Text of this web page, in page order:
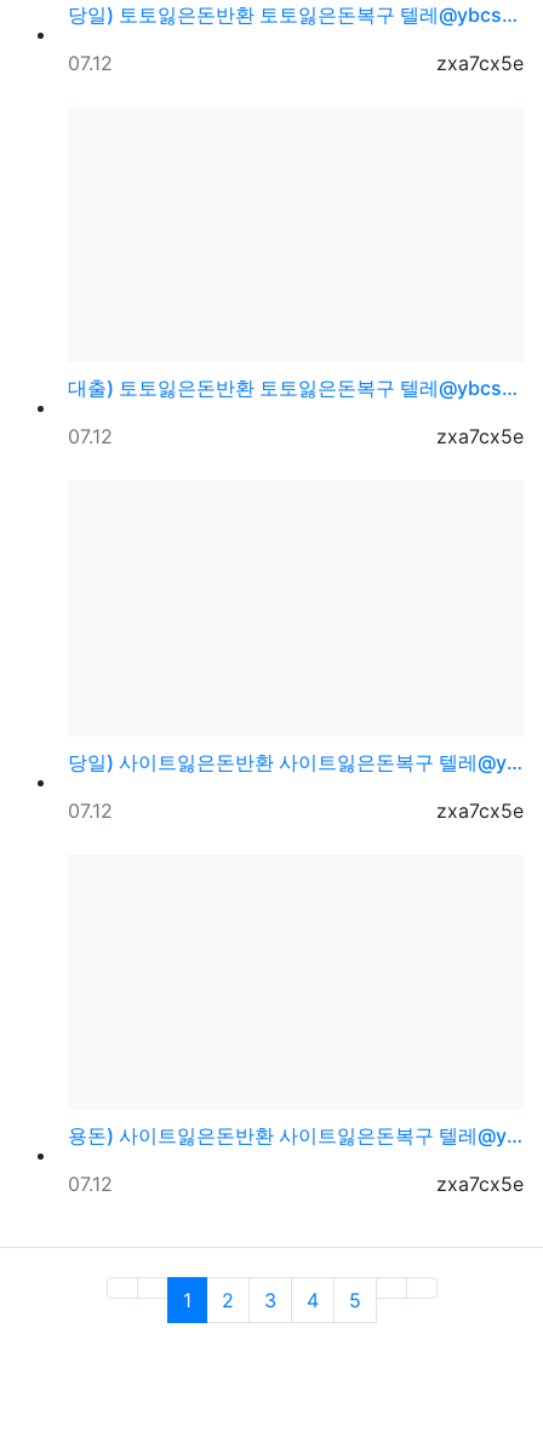
당일) 토토잃은돈반환 토토잃은돈복구 텔레@ybcs24
등록자
zxa7cx5e
등록일
07.12
대출) 토토잃은돈반환 토토잃은돈복구 텔레@ybcs24
등록자
zxa7cx5e
등록일
07.12
당일) 사이트잃은돈반환 사이트잃은돈복구 텔레@ybcs2…
등록자
zxa7cx5e
등록일
07.12
용돈) 사이트잃은돈반환 사이트잃은돈복구 텔레@ybcs2…
등록자
zxa7cx5e
등록일
07.12
1(current)
2 3 4 5